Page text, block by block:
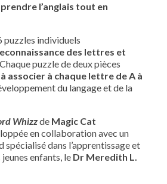
l’anglais tout en
individuels
des lettres et
puzzle de deux pièces
associer à chaque lettre de A à
du langage et de la
Whizzde Magic Cat
en collaboration avec un
dans l’apprentissage et
enfants, le Dr Meredith L.